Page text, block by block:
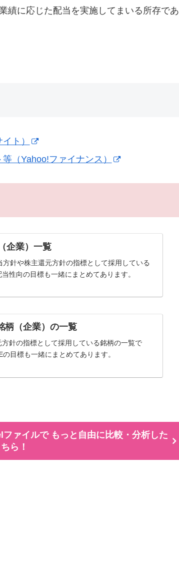
績に応じた配当を実施してまいる所存であ
ト）
（Yahoo!ファイナンス）
企業）一覧
針や株主還元方針の指標として採用している
性向の目標も一緒にまとめてあります。
柄（企業）の一覧
針の指標として採用している銘柄の一覧で
目標も一緒にまとめてあります。
ァイルで もっと自由に比較・分析した
ら！